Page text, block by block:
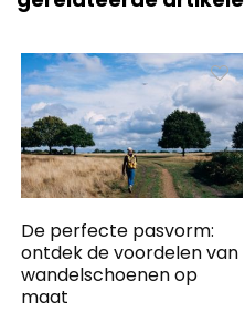
De perfecte pasvorm:
ontdek de voordelen van
wandelschoenen op
maat